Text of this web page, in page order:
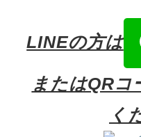
LINEの方は
またはQRコ
く